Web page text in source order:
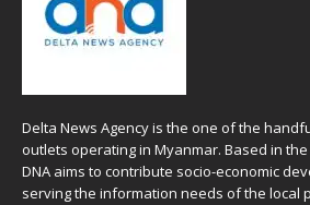
Delta News Agency is the one of the
outlets operating in Myanmar. Based in
DNA aims to contribute socio-economic
serving the information needs of the local